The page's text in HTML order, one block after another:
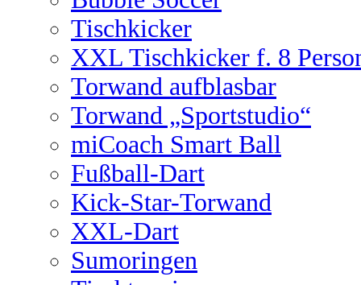
Tischkicker
XXL Tischkicker f. 8
Torwand aufblasbar
Torwand „Sportstudio“
miCoach Smart Ball
Fußball-Dart
Kick-Star-Torwand
XXL-Dart
Sumoringen